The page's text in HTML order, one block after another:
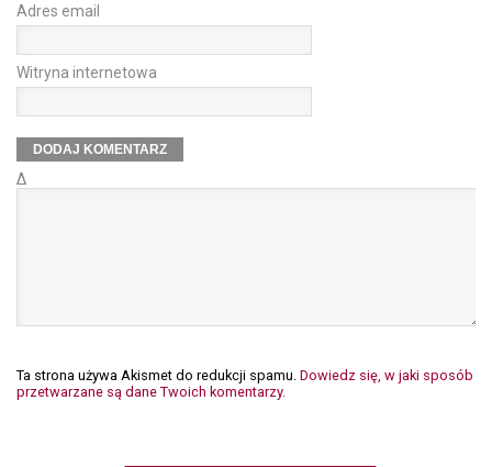
Adres email
Witryna internetowa
Δ
Ta strona używa Akismet do redukcji spamu. Dowiedz się, w jaki sposób
przetwarzane są dane Twoich komentarzy.